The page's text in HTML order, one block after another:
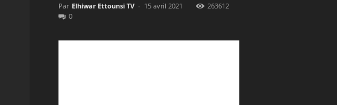
Par Elhiwar Ettounsi TV - 15 avril 2021
263612
0